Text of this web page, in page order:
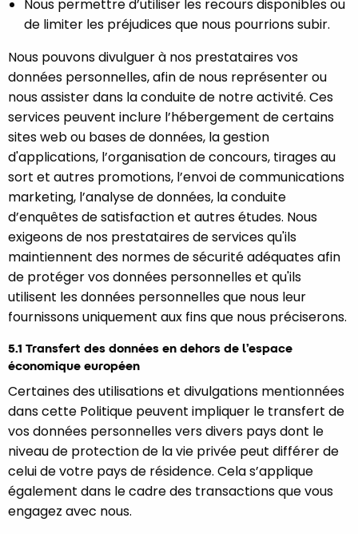
Nous permettre d’utiliser les recours disponibles ou
de limiter les préjudices que nous pourrions subir.
Nous pouvons divulguer à nos prestataires vos
données personnelles, afin de nous représenter ou
nous assister dans la conduite de notre activité. Ces
services peuvent inclure l’hébergement de certains
sites web ou bases de données, la gestion
d'applications, l’organisation de concours, tirages au
sort et autres promotions, l’envoi de communications
marketing, l’analyse de données, la conduite
d’enquêtes de satisfaction et autres études. Nous
exigeons de nos prestataires de services qu'ils
maintiennent des normes de sécurité adéquates afin
de protéger vos données personnelles et qu'ils
utilisent les données personnelles que nous leur
fournissons uniquement aux fins que nous préciserons.
5.1 Transfert des données en dehors de l’espace
économique européen
Certaines des utilisations et divulgations mentionnées
dans cette Politique peuvent impliquer le transfert de
vos données personnelles vers divers pays dont le
niveau de protection de la vie privée peut différer de
celui de votre pays de résidence. Cela s’applique
également dans le cadre des transactions que vous
engagez avec nous.